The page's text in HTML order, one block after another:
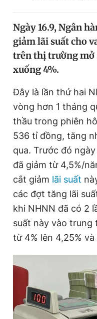
Chào ngày mới
Tin thị trường
Video
Sản phẩm khác
Tiện ích
Thông tin tòa soạn
Đọc Thanh Niên trên
Theo dõi báo trên
Đăng xuất
Ngày 16.9, Ngân
giảm lãi suất cho
trên thị trường mở
xuống 4%.
Đây là lần thứ hai
vòng hơn 1 tháng
thầu trong phiên
536 tỉ đồng, tăng
qua. Trước đó
đã giảm từ 4,5%/
cắt giảm lãi suất
các đợt tăng lãi
khi NHNN đã có 2
suất này vào trung
từ 4% lên 4,25%